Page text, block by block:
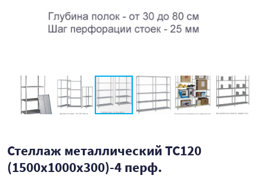
Стеллаж металлический ТС120
(1500х1000х300)-4 перф.